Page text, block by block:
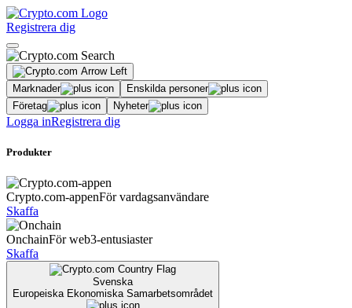
Registrera dig
Marknader
Enskilda personer
Företag
Nyheter
Logga inRegistrera dig
Produkter
Crypto.com-appenFör vardagsanvändare
Skaffa
OnchainFör web3-entusiaster
Skaffa
Svenska
Europeiska Ekonomiska Samarbetsområdet